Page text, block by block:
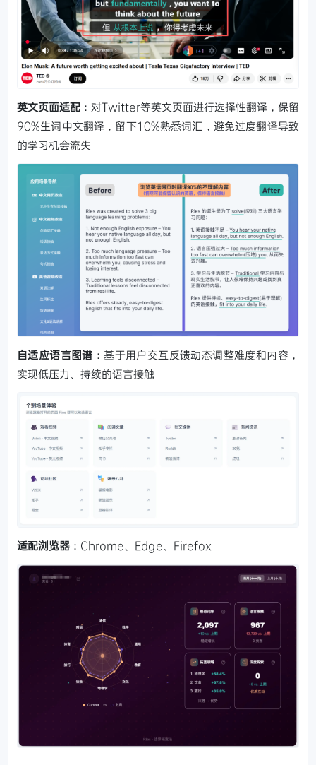
英文页面适配 ：对Twitter等英文页面进行选择性翻译，保留
90%生词中文翻译，留下10%熟悉词汇，避免过度翻译导致
的学习机会流失
自适应语言图谱 ：基于用户交互反馈动态调整难度和内容，
实现低压力、持续的语言接触
适配浏览器 ：Chrome、Edge、Firefox